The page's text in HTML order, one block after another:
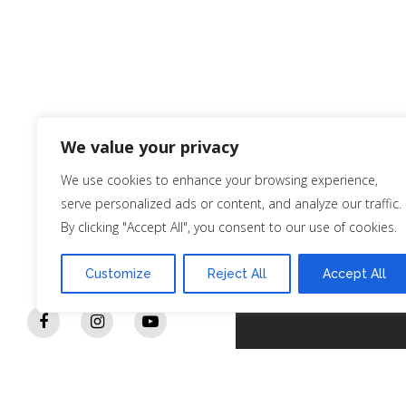
We value your privacy
We use cookies to enhance your browsing experience,
serve personalized ads or content, and analyze our traffic.
By clicking "Accept All", you consent to our use of cookies.
Customize Reject All Accept All
Contacto
964 39 00